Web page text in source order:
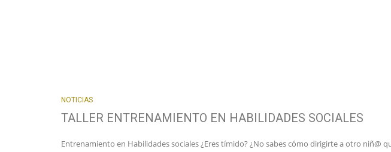
NOTICIAS
TALLER ENTRENAMIENTO EN HABILIDADES SOCIALES
Entrenamiento en Habilidades sociales ¿Eres tímido? ¿No sabes cómo dirigirte a otro niñ@